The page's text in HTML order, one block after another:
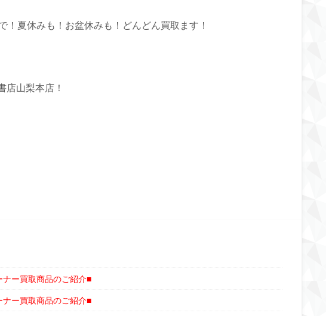
！夏休みも！お盆休みも！どんどん買取ます！
店山梨本店！
ナー買取商品のご紹介■
ナー買取商品のご紹介■